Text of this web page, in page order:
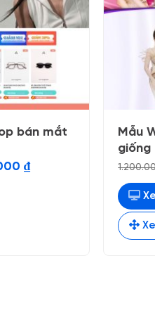
bán mắt
₫Giá
hiện
Mẫu
giống